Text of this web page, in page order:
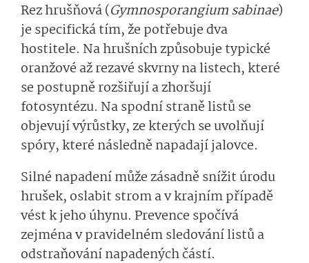
Rez hrušňová (Gymnosporangium sabinae)
je specifická tím, že potřebuje dva
hostitele. Na hrušních způsobuje typické
oranžové až rezavé skvrny na listech, které
se postupně rozšiřují a zhoršují
fotosyntézu. Na spodní straně listů se
objevují výrůstky, ze kterých se uvolňují
spóry, které následně napadají jalovce.
Silné napadení může zásadně snížit úrodu
hrušek, oslabit strom a v krajním případě
vést k jeho úhynu. Prevence spočívá
zejména v pravidelném sledování listů a
odstraňování napadených částí.